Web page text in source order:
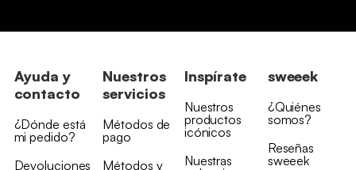
Ayuda y
contacto
¿Dónde está
mi pedido?
Devoluciones
Nuestros
servicios
Métodos de
pago
Métodos y
Inspírate
Nuestros
productos
icónicos
Nuestras
sweeek
¿Quiénes
somos?
Reseñas
sweeek